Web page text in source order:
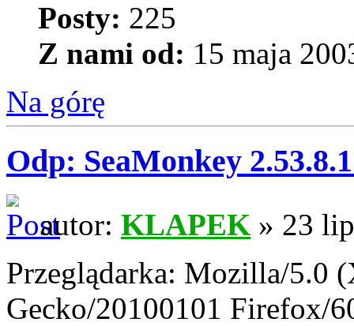
Posty: 225
Z nami od: 15 maja
Na górę
Odp: SeaMonkey
autor: KLAPEK » 23
Przeglądarka: Mozilla/5.0
Gecko/20100101 Firefox/